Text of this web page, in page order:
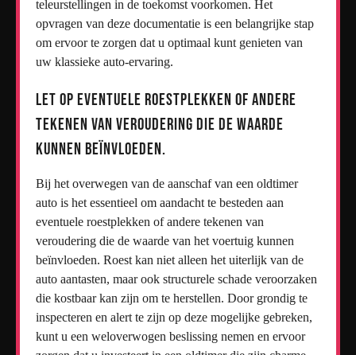
teleurstellingen in de toekomst voorkomen. Het
opvragen van deze documentatie is een belangrijke stap
om ervoor te zorgen dat u optimaal kunt genieten van
uw klassieke auto-ervaring.
Let op eventuele roestplekken of andere
tekenen van veroudering die de waarde
kunnen beïnvloeden.
Bij het overwegen van de aanschaf van een oldtimer
auto is het essentieel om aandacht te besteden aan
eventuele roestplekken of andere tekenen van
veroudering die de waarde van het voertuig kunnen
beïnvloeden. Roest kan niet alleen het uiterlijk van de
auto aantasten, maar ook structurele schade veroorzaken
die kostbaar kan zijn om te herstellen. Door grondig te
inspecteren en alert te zijn op deze mogelijke gebreken,
kunt u een weloverwogen beslissing nemen en ervoor